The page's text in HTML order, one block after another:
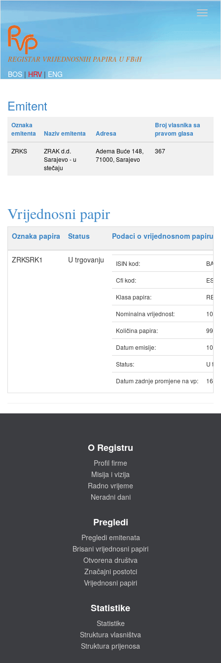
REGISTAR VRIJEDNOSNIH PAPIRA U FBiH
BOS | HRV | ENG
Emitent
Oznaka
emitenta
Naziv emitenta Adresa
Broj vlasnika sa
pravom glasa
ZRKS
ZRAK d.d.
Sarajevo - u
stečaju
Adema Buće 148,
71000, Sarajevo
367
Vrijednosni papir
Oznaka papira Status Podaci o vrijednosnom papiru
ZRKSRK1 U trgovanju ISIN kod:
Cfi kod:
Klasa papira:
Nominalna vrijednost:
10.65
Količina papira:
Datum emisije:
Status:
U
Datum zadnje promjene na vp:
O Registru
Profil firme
Misija i vizija
Radno vrijeme
Neradni dani
Pregledi
Pregledi emitenata
Brisani vrijednosni papiri
Otvorena društva
Značajni postotci
Vrijednosni papiri
Statistike
Statistike
Struktura vlasništva
Struktura prijenosa